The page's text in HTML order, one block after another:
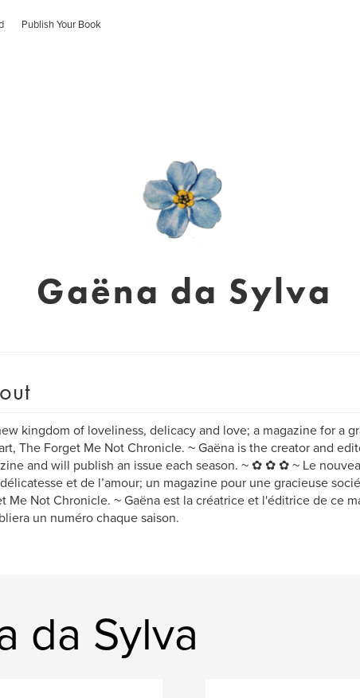
Publish Your Book
Gaëna da Sylva
kingdom of loveliness, delicacy and love; a magazine for a
The Forget Me Not Chronicle. ~ Gaëna is the creator and
and will publish an issue each season. ~ ✿ ✿ ✿ ~ Le
et de l’amour; un magazine pour une gracieuse
Me Not Chronicle. ~ Gaëna est la créatrice et l'éditrice de ce
un numéro chaque saison.
da Sylva